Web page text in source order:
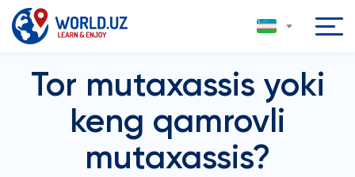
Tor mutaxassis yoki
keng qamrovli
mutaxassis?